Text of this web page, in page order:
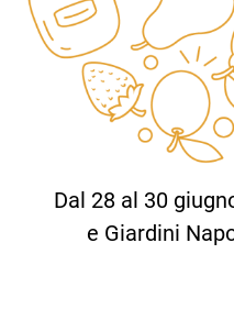
Dal 28 al 30
e Giardini